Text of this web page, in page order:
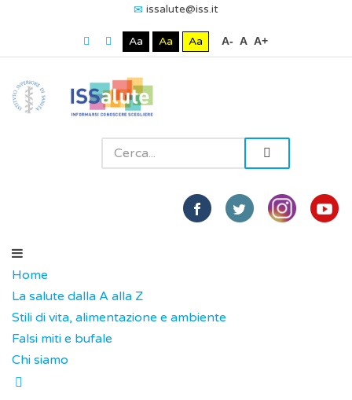
issalute@iss.it
Aa Aa Aa A- A A+
Home
La salute dalla A alla Z
Stili di vita, alimentazione e ambiente
Falsi miti e bufale
Chi siamo